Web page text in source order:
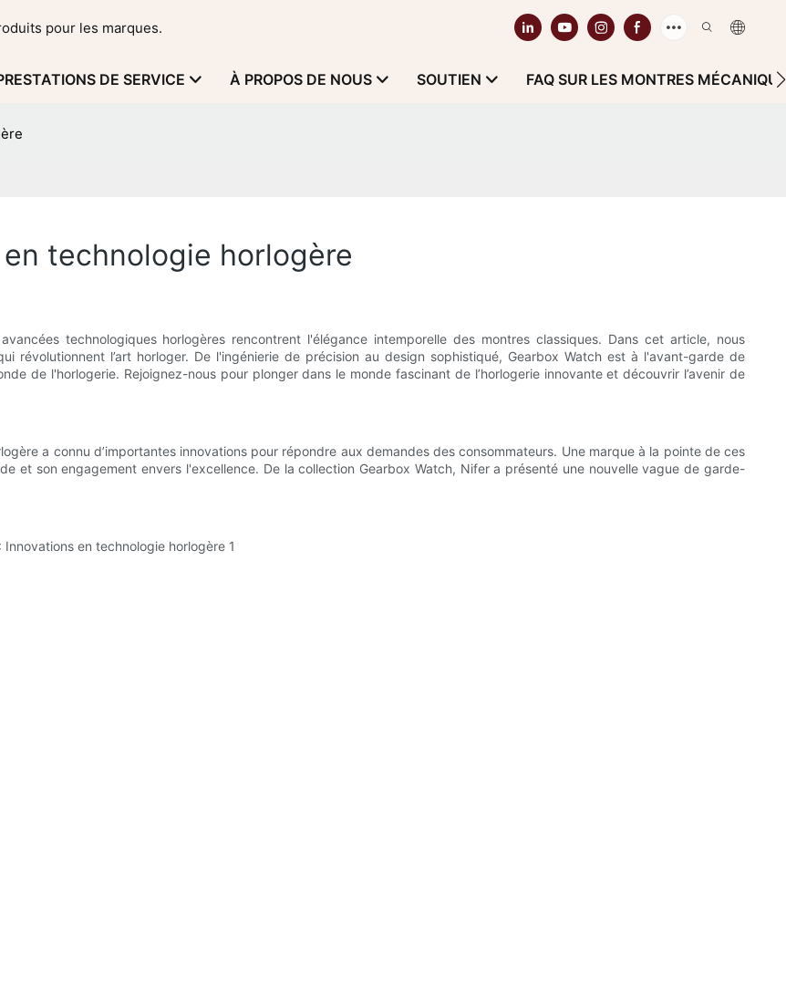
pour les marques.
DE SERVICE À PROPOS DE NOUS SOUTIEN FAQ SUR LES MONTRES
technologie horlogère
technologiques horlogères rencontrent l'élégance intemporelle des montres classiques. Dans cet article, nous
révolutionnent l’art horloger. De l'ingénierie de précision au design sophistiqué, Gearbox Watch est à l'avant-garde de
de l'horlogerie. Rejoignez-nous pour plonger dans le monde fascinant de l’horlogerie innovante et découvrir l’avenir de
a connu d’importantes innovations pour répondre aux demandes des consommateurs. Une marque à la pointe de ces
et son engagement envers l'excellence. De la collection Gearbox Watch, Nifer a présenté une nouvelle vague de garde-